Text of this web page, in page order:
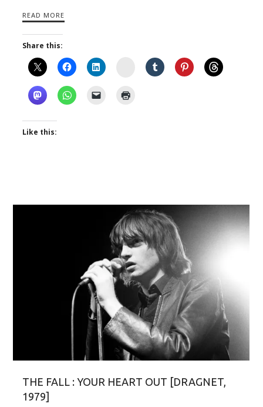
READ MORE
Share this:
Instagram
Like this:
THE FALL : YOUR HEART OUT [DRAGNET,
1979]